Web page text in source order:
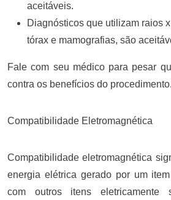
aceitáveis.
Diagnósticos que utilizam raios
tórax e mamografias, são
Fale com seu médico para pesar
contra os benefícios do procedimento.
Compatibilidade Eletromagnética
Compatibilidade eletromagnética
energia elétrica gerado por um
com outros itens eletricamente